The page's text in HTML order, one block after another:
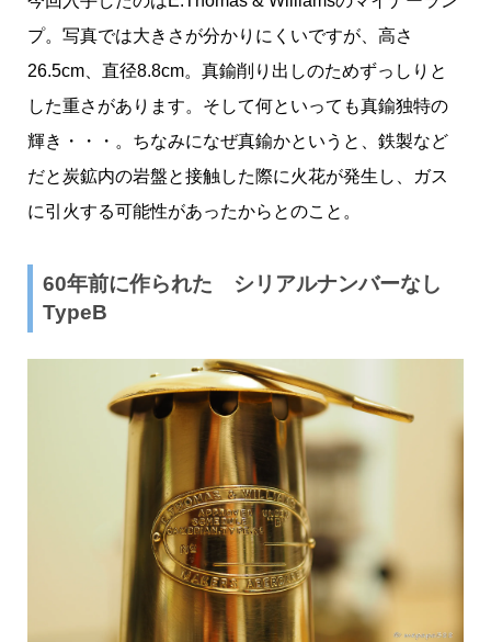
プ。写真では大きさが分かりにくいですが、高さ
26.5cm、直径8.8cm。真鍮削り出しのためずっしりと
した重さがあります。そして何といっても真鍮独特の
輝き・・・。ちなみになぜ真鍮かというと、鉄製など
だと炭鉱内の岩盤と接触した際に火花が発生し、ガス
に引火する可能性があったからとのこと。
60年前に作られた シリアルナンバーなし
TypeB